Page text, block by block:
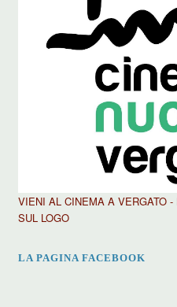
VIENI AL CINEMA A VERGATO
SUL LOGO
LA PAGINA FACEBOOK